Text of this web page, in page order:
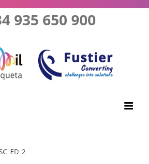
935 650 900